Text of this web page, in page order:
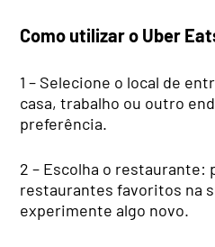
Como utilizar o Uber
1 – Selecione o local de
casa, trabalho ou outro
preferência.
2 – Escolha o restaurante:
restaurantes favoritos na
experimente algo novo.